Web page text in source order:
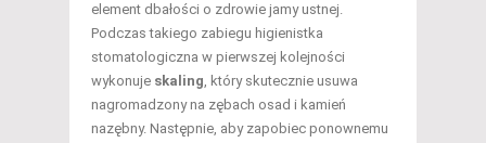
element dbałości o zdrowie jamy ustnej.
Podczas takiego zabiegu higienistka
stomatologiczna w pierwszej kolejności
wykonuje skaling, który skutecznie usuwa
nagromadzony na zębach osad i kamień
nazębny. Następnie, aby zapobiec ponownemu